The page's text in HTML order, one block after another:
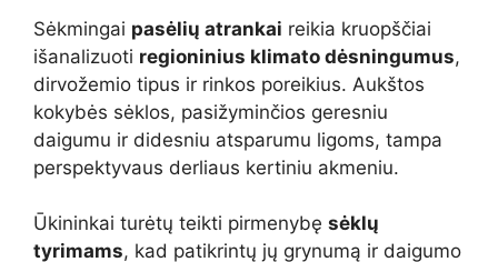
Sėkmingai pasėlių atrankai reikia kruopščiai
išanalizuoti regioninius klimato dėsningumus,
dirvožemio tipus ir rinkos poreikius. Aukštos
kokybės sėklos, pasižyminčios geresniu
daigumu ir didesniu atsparumu ligoms, tampa
perspektyvaus derliaus kertiniu akmeniu.
Ūkininkai turėtų teikti pirmenybę sėklų
tyrimams, kad patikrintų jų grynumą ir daigumo